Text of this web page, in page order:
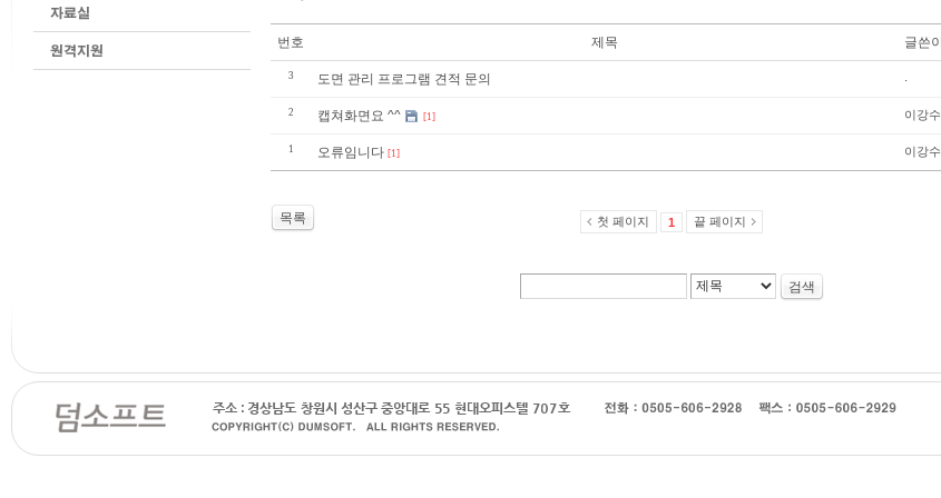
번호 제목 글쓴이
3 도면 관리 프로그램 견적 문의
2 캡쳐화면요 ^^ [1] 이강수
1 오류임니다 [1] 이강수
목록 첫 페이지 1 끝 페이지
검색